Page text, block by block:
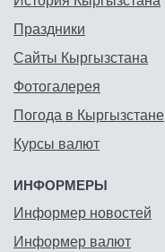
Праздники
Сайты Кыргызстана
Фотогалерея
Погода в Кыргызстане
Курсы валют
ИНФОРМЕРЫ
Информер новостей
Информер валют